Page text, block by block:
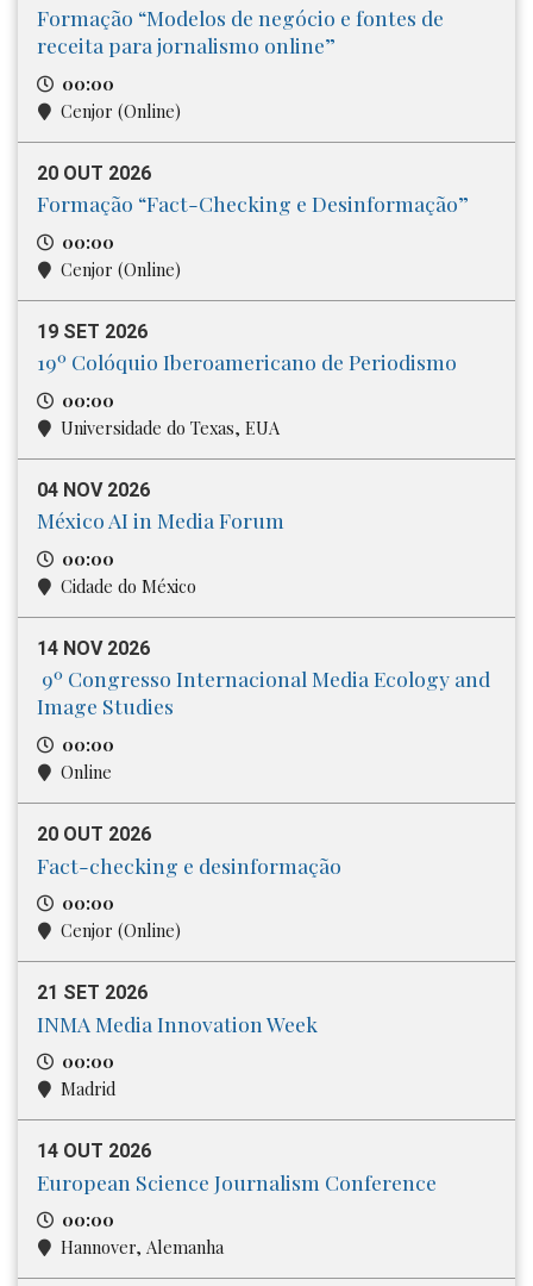
Formação “Modelos de negócio e fontes de
receita para jornalismo online”
00:00
Cenjor (Online)
20 OUT 2026
Formação “Fact-Checking e Desinformação”
00:00
Cenjor (Online)
19 SET 2026
19º Colóquio Iberoamericano de Periodismo
00:00
Universidade do Texas, EUA
04 NOV 2026
México AI in Media Forum
00:00
Cidade do México
14 NOV 2026
9º Congresso Internacional Media​ Ecology and
Image Studies
00:00
Online
20 OUT 2026
Fact-checking e desinformação
00:00
Cenjor (Online)
21 SET 2026
INMA Media Innovation Week
00:00
Madrid
14 OUT 2026
European Science Journalism Conference
00:00
Hannover, Alemanha